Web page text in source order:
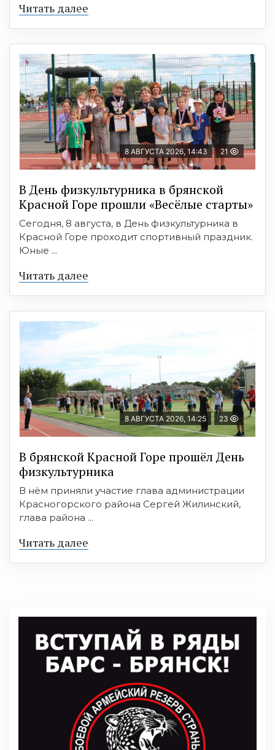
Читать далее
8 АВГУСТА 2026, 14:43 21
В День физкультурника в брянской
Красной Горе прошли «Весёлые старты»
Сегодня, 8 августа, в День физкультурника в
Красной Горе проходит спортивный праздник.
Юные ...
Читать далее
8 АВГУСТА 2026, 14:25 23
В брянской Красной Горе прошёл День
физкультурника
В нём приняли участие глава администрации
Красногорского района Сергей Жилинский,
глава района ...
Читать далее